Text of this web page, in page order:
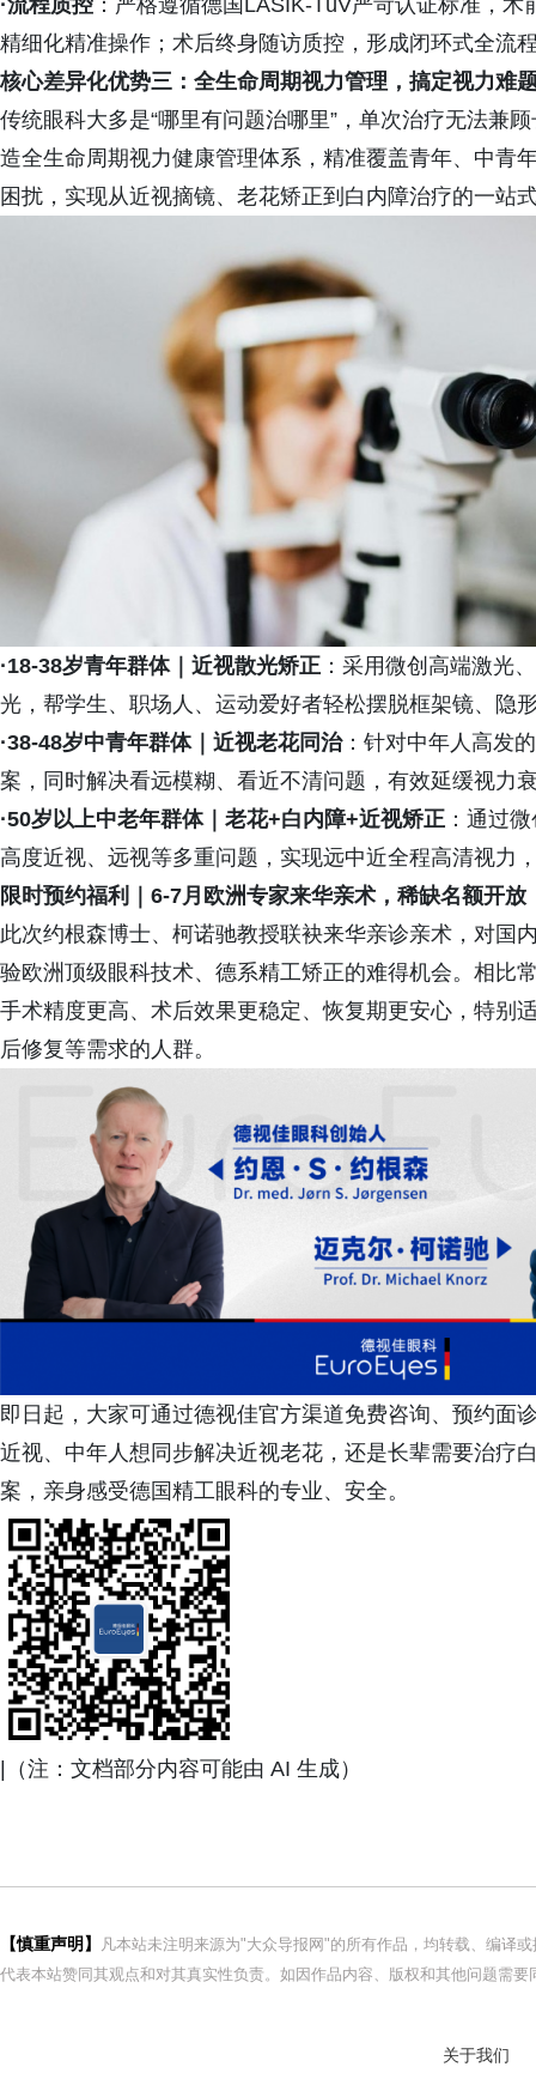
·流程质控 ：严格遵循德国LASIK-TüV严苛认证标准，
精细化精准操作；术后终身随访质控，形成闭环式全流
核心差异化优势三：全生命周期视力管理，搞定视力难
传统眼科大多是“哪里有问题治哪里”，单次治疗无法兼
造全生命周期视力健康管理体系，精准覆盖青年、中青
困扰，实现从近视摘镜、老花矫正到白内障治疗的一站
·18-38岁青年群体｜近视散光矫正 ：采用微创高端激光
光，帮学生、职场人、运动爱好者轻松摆脱框架镜、隐
·38-48岁中青年群体｜近视老花同治：针对中年人高发
案，同时解决看远模糊、看近不清问题，有效延缓视力
·50岁以上中老年群体｜老花+白内障+近视矫正 ：通过
高度近视、远视等多重问题，实现远中近全程高清视力
限时预约福利｜6-7月欧洲专家来华亲术，稀缺名额开放
此次约根森博士、柯诺驰教授联袂来华亲诊亲术，对国
验欧洲顶级眼科技术、德系精工矫正的难得机会。相比
手术精度更高、术后效果更稳定、恢复期更安心，特别
后修复等需求的人群。
即日起，大家可通过德视佳官方渠道免费咨询、预约面
近视、中年人想同步解决近视老花，还是长辈需要治疗
案，亲身感受德国精工眼科的专业、安全。
|（注：文档部分内容可能由 AI 生成）
【慎重声明】
凡本站未注明来源为"大众导报网"的所有作品，均转载、编译
代表本站赞同其观点和对其真实性负责。如因作品内容、版权和其他问题需
关于我们